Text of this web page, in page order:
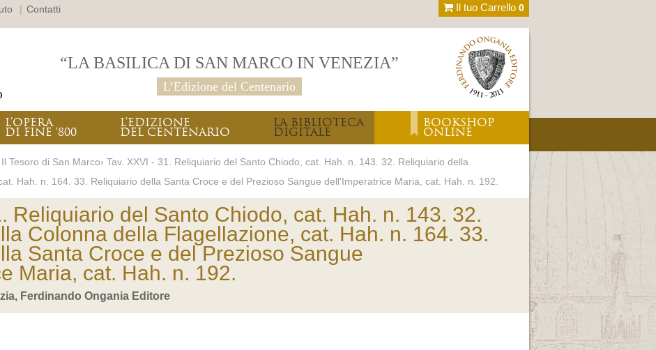
| Contatti Il tuo Carrello 0
“LA BASILICA DI SAN MARCO IN VENEZIA”
L’Edizione del Centenario
L’OPERA
DI FINE ‘800
L’EDIZIONE
DEL CENTENARIO
LA BIBLIOTECA
DIGITALE
BOOKSHOP
ONLINE
Tesoro di San Marco› Tav. XXVI - 31. Reliquiario del Santo Chiodo, cat. Hah. n. 143. 32. Reliquiario della
Hah. n. 164. 33. Reliquiario della Santa Croce e del Prezioso Sangue dell'Imperatrice Maria, cat. Hah. n. 192.
Reliquiario del Santo Chiodo, cat. Hah. n. 143. 32.
Colonna della Flagellazione, cat. Hah. n. 164. 33.
Santa Croce e del Prezioso Sangue
Maria, cat. Hah. n. 192.
Ferdinando Ongania Editore